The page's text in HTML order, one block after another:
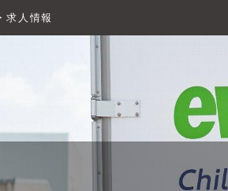
求人情報